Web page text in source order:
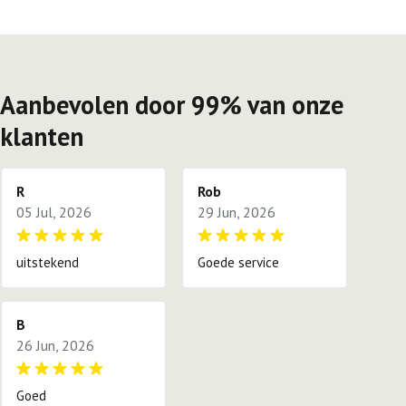
Aanbevolen door 99% van onze
klanten
R
05 Jul, 2026
uitstekend
Rob
29 Jun, 2026
Goede service
B
26 Jun, 2026
Goed